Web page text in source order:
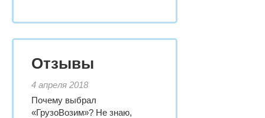
Отзывы
4 апреля 2018
Почему выбрал
«ГрузоВозим»? Не знаю,